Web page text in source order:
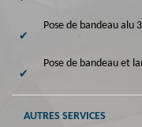
Pose de bandeau alu
Pose de bandeau et
AUTRES SERVICES